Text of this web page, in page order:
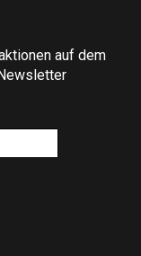
auf dem